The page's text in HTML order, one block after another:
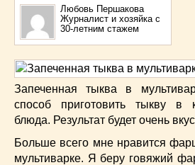
Кексы(43)
Китайская кухня(15)
Лучшие(9)
Макароны(18)
Мексиканская кухня(9)
Мясные блюда
Напитки(4)
Необычные(49)
Любовь Першакова
Журналист и хозяйка с
30-летним стажем
Запеченная тыква в
способ приготовить тыкву в
блюда. Результат будет очень
Больше всего мне нравится
мультиварке. Я беру говяжий